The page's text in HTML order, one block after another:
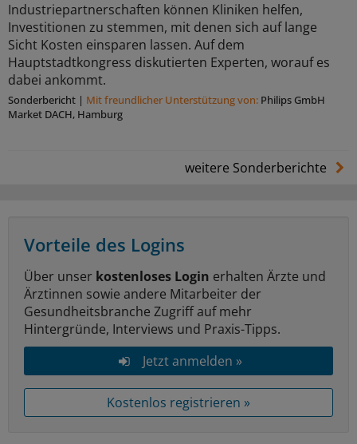
Industriepartnerschaften können Kliniken helfen,
Investitionen zu stemmen, mit denen sich auf lange
Sicht Kosten einsparen lassen. Auf dem
Hauptstadtkongress diskutierten Experten, worauf es
dabei ankommt.
Sonderbericht | Mit freundlicher Unterstützung von: Philips GmbH
Market DACH, Hamburg
weitere Sonderberichte
Vorteile des Logins
Über unser kostenloses Login erhalten Ärzte und
Ärztinnen sowie andere Mitarbeiter der
Gesundheitsbranche Zugriff auf mehr
Hintergründe, Interviews und Praxis-Tipps.
Jetzt anmelden »
Kostenlos registrieren »